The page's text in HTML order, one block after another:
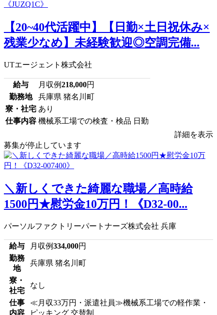
【20~40代活躍中】【日勤×土日祝休み×
残業少なめ】未経験歓迎◎空調完備...
UTエージェント株式会社
給与 月収例218,000円
勤務地
兵庫県 猪名川町
寮・社宅 あり
仕事内容 機械系工場での検査・検品 日勤
詳細を表示
募集が停止しています
＼新しくできた綺麗な職場／高時給
1500円★慰労金10万円！《D32-00...
パーソルファクトリーパートナーズ株式会社 兵庫
給与 月収例334,000円
勤務
地
兵庫県 猪名川町
寮・
社宅
なし
仕事
内容
≪月収33万円・派遣社員≫機械系工場での軽作業・
ピッキング 交替制